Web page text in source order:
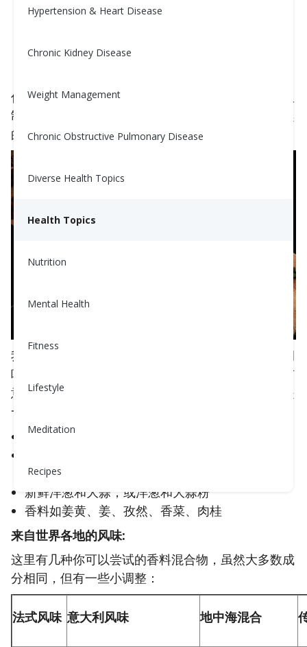
Hypertension & Heart Disease
Chronic Kidney Disease
Weight Management
Chronic Obstructive Pulmonary Disease
Diverse Health Topics
Health Topics
Nutrition
Mental Health
Fitness
Lifestyle
Meditation
Recipes
无需加盐，也能增添风味
Praveena Kumar, MS, RD
你厌倦了老旧的盐和胡椒调味料吗？想知道如何在限
制盐的同时为食物增添更多风味吗？这里有一些有趣
的想法，可以为你的餐点增添一点活力！
我们喜欢使用新鲜和干燥的香草和香料作为腌料或调
味品，或者在熟食上作为最后的点缀。我们也许没有
意识到，撒上一点新鲜香草或柑橘所做的效果与盐是
一样的，甚至更好！
柑橘（柠檬、 lime、橙子、西柚）
parsley）
新鲜洋葱和大蒜，或洋葱和大蒜粉
香料如姜黄、姜、孜然、香菜、肉桂
来自世界各地的风味:
这里有几种你可以尝试的香料混合物，虽然大多数成
分相同，但有一些小调整：
法式风味 意大利风味 地中海混合